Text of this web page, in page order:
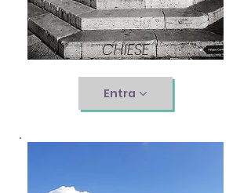
CHIESE
Entra